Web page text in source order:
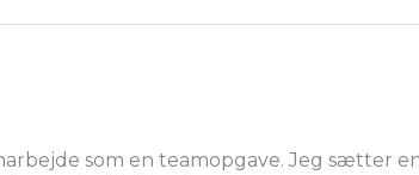
som en teamopgave. Jeg